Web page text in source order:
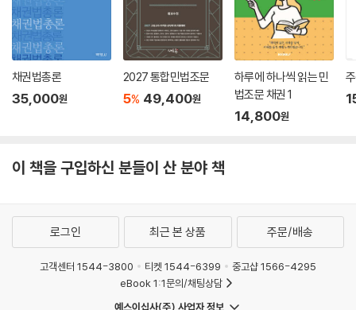
제1절 지명채권의 양도 560
│제1관│총 설 560
│제2관│지명채권의 양도성 561
│제3관│대항요건 565
(이하 생략)
제1장/계약총론 _584
│제1관│청약과 승낙에 의한 계약의 성립 584
Ⅰ.청 약 _584
채권법총론
35,000원
2027 통합민법조문
5% 49,400원
하루에 하나씩 읽는 민
법조문 채권 1
14,800원
이 책을 구입하신 분들이 산 분야 책
로그인 최근 본 상품 주문/배송
고객센터 1544-3800 티켓 1544-6399
중고샵 1566-4295
eBook 1:1문의/채팅상담
예스이십사(주) 사업자 정보